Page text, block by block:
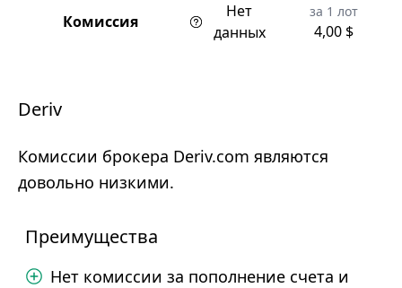
Комиссия
Нет
данных
за 1 лот
4,00 $
Deriv
Комиссии брокера Deriv.com являются
довольно низкими.
Преимущества
Нет комиссии за пополнение счета и